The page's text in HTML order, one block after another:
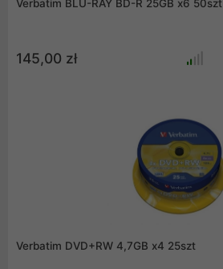
Verbatim BLU-RAY BD-R 25GB x6 50szt
145,00 zł
Verbatim DVD+RW 4,7GB x4 25szt